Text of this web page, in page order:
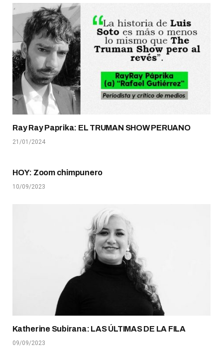
Ray Ray Paprika: EL TRUMAN SHOW PERUANO
21/01/2024
HOY: Zoom chimpunero
10/09/2023
Katherine Subirana: LAS ÚLTIMAS DE LA FILA
09/09/2023